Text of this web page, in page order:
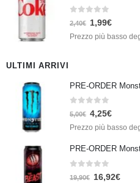
Su 5
2,40€ 1,99€
Prezzo più basso
ULTIMI ARRIVI
Su 5
5,00€ 4,25€
Prezzo più basso
Su 5
19,90€ 16,92€